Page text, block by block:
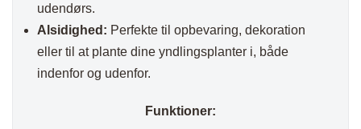
udendørs.
Alsidighed: Perfekte til opbevaring, dekoration
eller til at plante dine yndlingsplanter i, både
indenfor og udenfor.
Funktioner: